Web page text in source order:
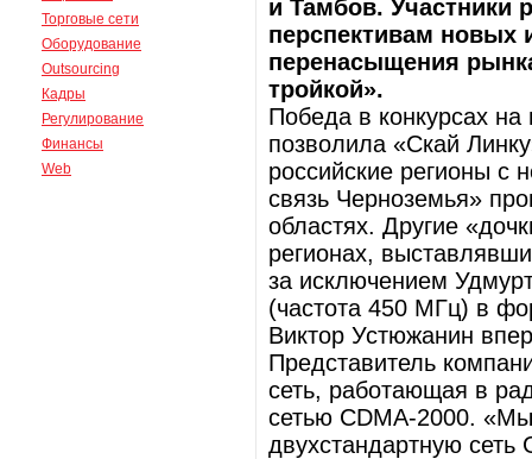
Торговые сети
Оборудование
Outsourcing
Кадры
Регулирование
Финансы
Web
и Тамбов. Участники
перспективам новых
перенасыщения
тройкой».
Победа в конкурсах
позволила «Скай
российские регионы
связь Черноземья»
областях. Другие
регионах,
за исключением
(частота 450 МГц) в
Виктор Устюжанин
Представитель
сеть, работающая в
сетью CDMA-2000.
двухстандартную сеть